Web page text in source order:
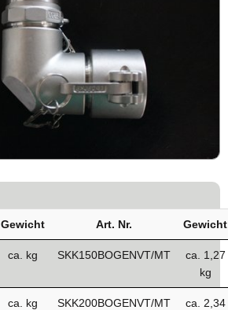
Gewicht Art. Nr. Gewicht
ca. kg SKK150BOGENVT/MT
ca. 1,27
kg
ca. kg SKK200BOGENVT/MT
ca. 2,34